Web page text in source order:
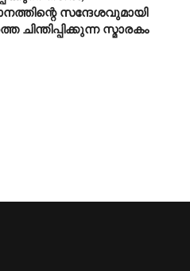
സന്ദേശവുമായി
ചിന്തിപ്പിക്കുന്ന സ്മാരകം